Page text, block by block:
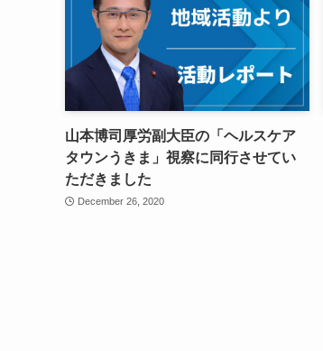
山本博司厚労副大臣の「ヘルスケア
タウンうきま」視察に同行させてい
ただきました
December 26, 2020